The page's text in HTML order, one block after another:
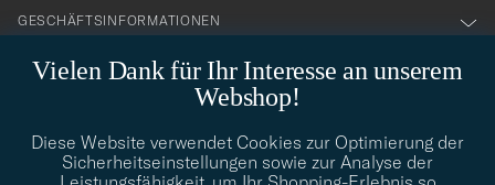
Vielen Dank für Ihr Interesse an unserem
Webshop!
Diese Website verwendet Cookies zur Optimierung der
Sicherheitseinstellungen sowie zur Analyse der
GESCHÄFTSINFORMATIONEN
Benötigen Sie Hilfe bei der Suche nach Ihrem persönlichen Stil?
Wenden Sie sich an uns, wir helfen Ihnen gerne weiter!